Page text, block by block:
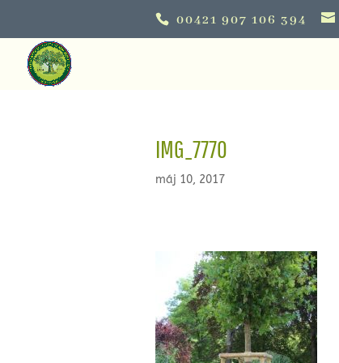
00421 907 106 394
IMG_7770
máj 10, 2017